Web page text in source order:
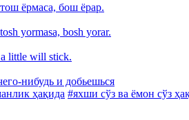
ёрмаса, бош ёрар.
yormasa, bosh yorar.
little will stick.
нибудь и добьешься
ҳақида #яхши сўз ва ёмон сўз